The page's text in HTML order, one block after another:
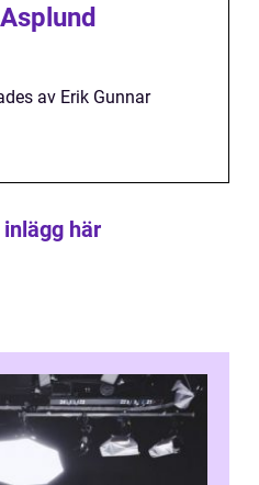
av Erik Gunnar
här